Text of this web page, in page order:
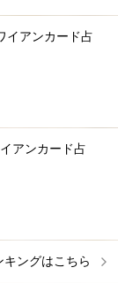
イアンカード占
アンカード占
ングはこちら